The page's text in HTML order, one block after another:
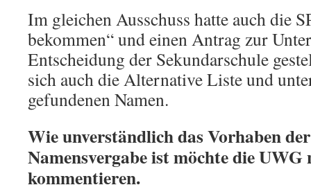
Im gleichen Ausschuss hatte auch die
bekommen“ und einen Antrag zur
Entscheidung der Sekundarschule
sich auch die Alternative Liste und
gefundenen Namen.
Wie unverständlich das Vorhaben
Namensvergabe ist möchte die
kommentieren.